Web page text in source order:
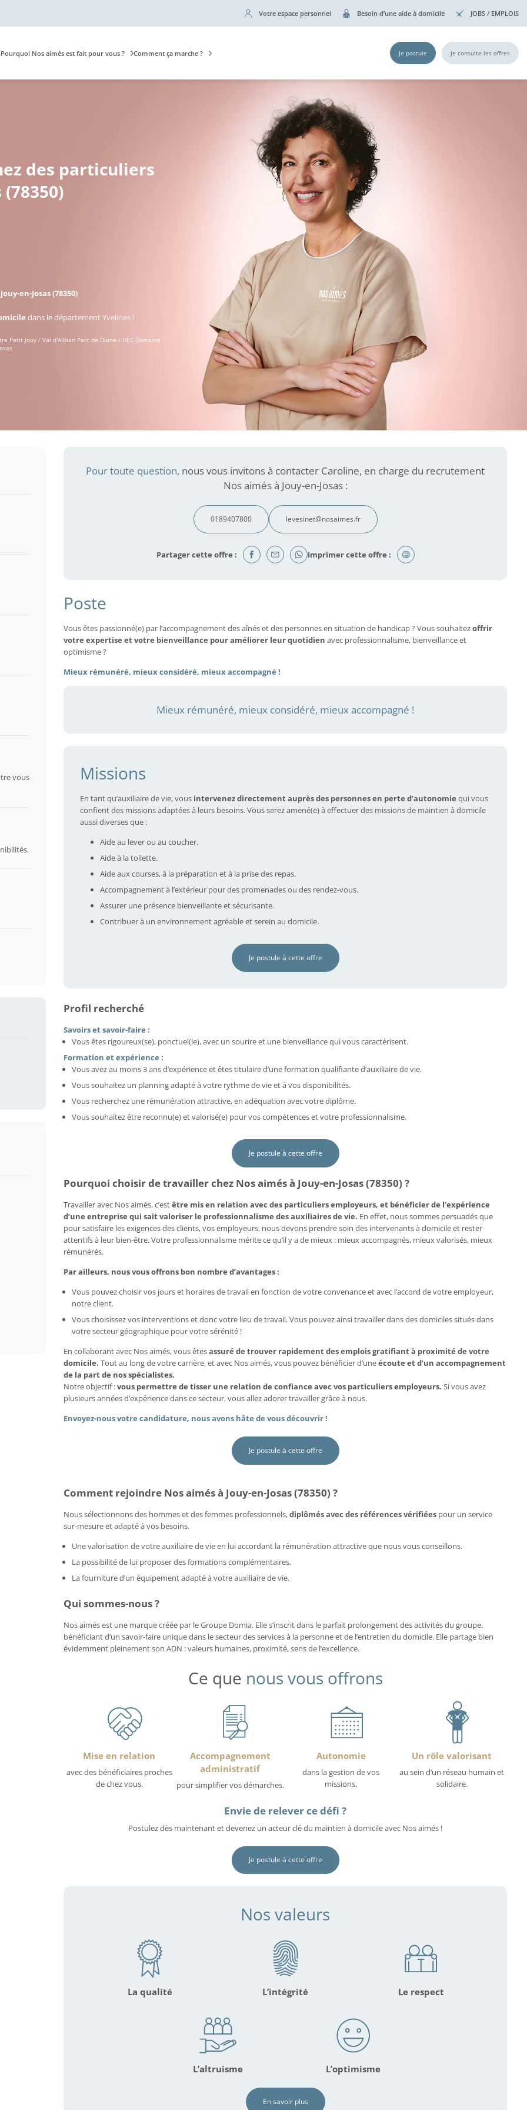
Votre espace personnel Besoin d’une aide à domicile JOBS / EMPLOIS
Pourquoi Nos aimés est fait pour vous ? Comment ça marche ? Je postule Je consulte les offres
des particuliers
(78350)
Jouy-en-Josas (78350)
dans le département Yvelines !
Petit Jouy / Val d'Albian Parc de Diane / HEC-Domaine
vous
Pour toute question, nous vous invitons à contacter Caroline, en charge du recrutement
Nos aimés à Jouy-en-Josas :
0189407800 levesinet@nosaimes.fr
Partager cette offre : Imprimer cette offre :
Poste
Vous êtes passionné(e) par l’accompagnement des aînés et des personnes en situation de handicap ? Vous souhaitezoffrir
votre expertise et votre bienveillance pour améliorer leur quotidien avec professionnalisme, bienveillance et
optimisme ?
Mieux rémunéré, mieux considéré, mieux accompagné !
Mieux rémunéré, mieux considéré, mieux accompagné !
Missions
En tant qu’auxiliaire de vie, vous intervenez directement auprès des personnes en perte d’autonomie qui vous
confient des missions adaptées à leurs besoins. Vous serez amené(e) à effectuer des missions de maintien à domicile
aussi diverses que :
Aide au lever ou au coucher.
Aide à la toilette.
Aide aux courses, à la préparation et à la prise des repas.
Accompagnement à l’extérieur pour des promenades ou des rendez-vous.
Assurer une présence bienveillante et sécurisante.
Contribuer à un environnement agréable et serein au domicile.
Je postule à cette offre
Profil recherché
Savoirs et savoir-faire :
Vous êtes rigoureux(se), ponctuel(le), avec un sourire et une bienveillance qui vous caractérisent.
Formation et expérience :
Vous avez au moins 3 ans d’expérience et êtes titulaire d’une formation qualifiante d’auxiliaire de vie.
Vous souhaitez un planning adapté à votre rythme de vie et à vos disponibilités.
Vous recherchez une rémunération attractive, en adéquation avec votre diplôme.
Vous souhaitez être reconnu(e) et valorisé(e) pour vos compétences et votre professionnalisme.
Je postule à cette offre
Pourquoi choisir de travailler chez Nos aimés à Jouy-en-Josas (78350) ?
Travailler avec Nos aimés, c’estêtre mis en relation avec des particuliers employeurs, et bénéficier de l’expérience
d’une entreprise qui sait valoriser le professionnalisme des auxiliaires de vie. En effet, nous sommes persuadés que
pour satisfaire les exigences des clients, vos employeurs, nous devons prendre soin des intervenants à domicile et rester
attentifs à leur bien-être. Votre professionnalisme mérite ce qu’il y a de mieux : mieux accompagnés, mieux valorisés, mieux
rémunérés.
Par ailleurs, nous vous offrons bon nombre d’avantages :
Vous pouvez choisir vos jours et horaires de travail en fonction de votre convenance et avec l’accord de votre employeur,
notre client.
Vous choisissez vos interventions et donc votre lieu de travail. Vous pouvez ainsi travailler dans des domiciles situés dans
votre secteur géographique pour votre sérénité !
En collaborant avec Nos aimés, vous êtesassuré de trouver rapidement des emplois gratifiant à proximité de votre
domicile. Tout au long de votre carrière, et avec Nos aimés, vous pouvez bénéficier d’uneécoute et d’un accompagnement
de la part de nos spécialistes.
Notre objectif :vous permettre de tisser une relation de confiance avec vos particuliers employeurs. Si vous avez
plusieurs années d’expérience dans ce secteur, vous allez adorer travailler grâce à nous.
Envoyez-nous votre candidature, nous avons hâte de vous découvrir !
Je postule à cette offre
Comment rejoindre Nos aimés à Jouy-en-Josas (78350) ?
Nous sélectionnons des hommes et des femmes professionnels,diplômés avec des références vérifiées pour un service
sur-mesure et adapté à vos besoins.
Une valorisation de votre auxiliaire de vie en lui accordant la rémunération attractive que nous vous conseillons.
La possibilité de lui proposer des formations complémentaires.
La fourniture d’un équipement adapté à votre auxiliaire de vie.
Qui sommes-nous ?
Nos aimés est une marque créée par le Groupe Domia. Elle s’inscrit dans le parfait prolongement des activités du groupe,
bénéficiant d’un savoir-faire unique dans le secteur des services à la personne et de l’entretien du domicile. Elle partage bien
évidemment pleinement son ADN : valeurs humaines, proximité, sens de l’excellence.
Ce que nous vous offrons
Mise en relation
avec des bénéficiaires proches
de chez vous.
Accompagnement
administratif
pour simplifier vos démarches.
Autonomie
dans la gestion de vos
missions.
Un rôle valorisant
au sein d’un réseau humain et
solidaire.
Envie de relever ce défi ?
Postulez dès maintenant et devenez un acteur clé du maintien à domicile avec Nos aimés !
Je postule à cette offre
Nos valeurs
La qualité L’intégrité Le respect
L’altruisme L’optimisme
En savoir plus